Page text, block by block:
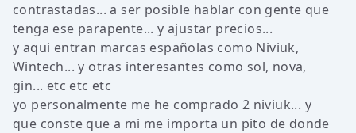
contrastadas... a ser posible hablar con gente que
tenga ese parapente... y ajustar precios...
y aqui entran marcas españolas como Niviuk,
Wintech... y otras interesantes como sol, nova,
gin... etc etc etc
yo personalmente me he comprado 2 niviuk... y
que conste que a mi me importa un pito de donde